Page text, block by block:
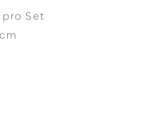
pro Set